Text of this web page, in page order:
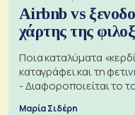
Airbnb vs
χάρτης της
Ποια καταλύματα
καταγράφει και τη
- Διαφοροποιείται το
Μαρία Σιδέρη